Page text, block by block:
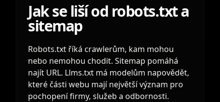
Jak se liší od robots.txt a
sitemap
Robots.txt říká crawlerům, kam mohou
nebo nemohou chodit. Sitemap pomáhá
najít URL. Llms.txt má modelům napovědět,
které části webu mají největší význam pro
pochopení firmy, služeb a odbornosti.